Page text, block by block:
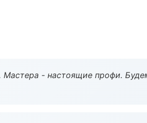
- настоящие профи.